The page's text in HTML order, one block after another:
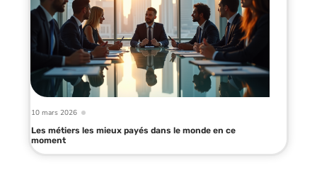
10 mars 2026
Les métiers les mieux payés dans le monde en ce
moment